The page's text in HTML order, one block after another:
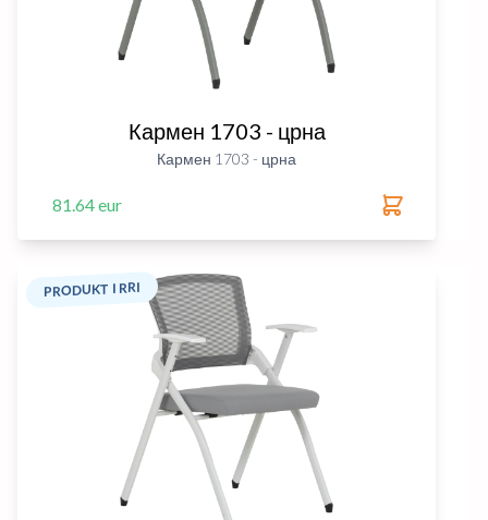
Кармен 1703 - црна
Кармен 1703 - црна
81.64 eur
PRODUKT I RRI